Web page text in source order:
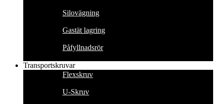
Silovägning
Gastät lagring
Påfyllnadsrör
Transportskruvar
Flexskruv
U-Skruv